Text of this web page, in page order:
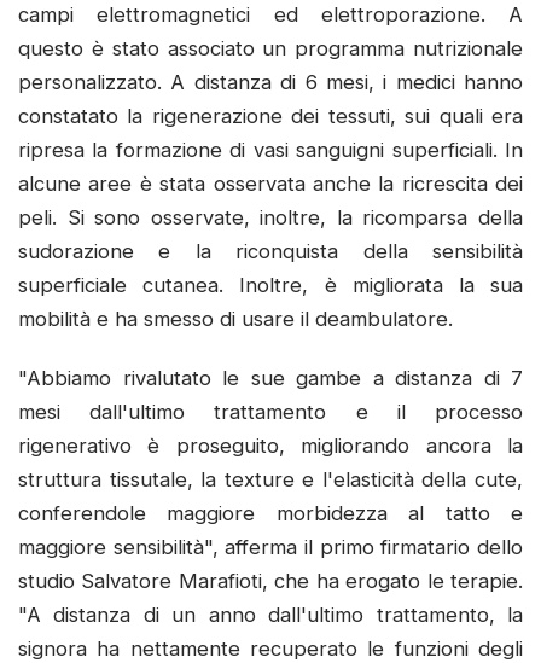
campi elettromagnetici ed elettroporazione. A
questo è stato associato un programma nutrizionale
personalizzato. A distanza di 6 mesi, i medici hanno
constatato la rigenerazione dei tessuti, sui quali era
ripresa la formazione di vasi sanguigni superficiali. In
alcune aree è stata osservata anche la ricrescita dei
peli. Si sono osservate, inoltre, la ricomparsa della
sudorazione e la riconquista della sensibilità
superficiale cutanea. Inoltre, è migliorata la sua
mobilità e ha smesso di usare il deambulatore.
"Abbiamo rivalutato le sue gambe a distanza di 7
mesi dall'ultimo trattamento e il processo
rigenerativo è proseguito, migliorando ancora la
struttura tissutale, la texture e l'elasticità della cute,
conferendole maggiore morbidezza al tatto e
maggiore sensibilità", afferma il primo firmatario dello
studio Salvatore Marafioti, che ha erogato le terapie.
"A distanza di un anno dall'ultimo trattamento, la
signora ha nettamente recuperato le funzioni degli